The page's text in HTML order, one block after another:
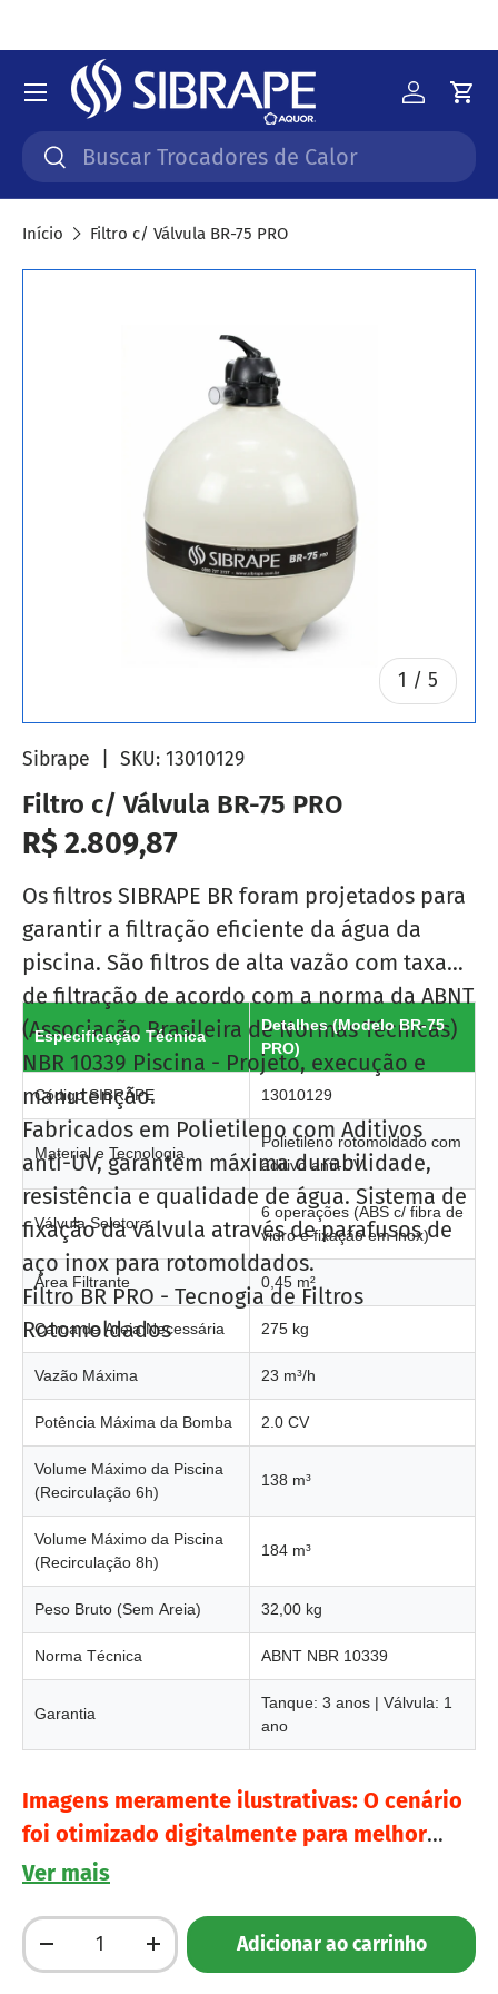
Ir para o conteúdo
Pesquisar
Pesquisar
Iniciar
Menu
Início Filtro c/ Válvula BR-75 PRO
1 / de
5
Sibrape SKU: 13010129
Filtro c/ Válvula BR-75 PRO
Preço normal
R$ 2.809,87
Os filtros SIBRAPE BR foram projetados para
garantir a filtração eficiente da água da
piscina. São filtros de alta vazão com taxa
de filtração de acordo com a norma da ABNT
(Associação Brasileira de Normas Técnicas)
NBR 10339 Piscina - Projeto, execução e
manutenção.
Fabricados em Polietileno com Aditivos
anti-UV, garantem máxima durabilidade,
resistência e qualidade de água. Sistema de
fixação da válvula através de parafusos de
aço inox para rotomoldados.
Filtro BR PRO - Tecnogia de Filtros
Rotomoldados
Especificação Técnica
Detalhes (Modelo BR-75
PRO)
Código SIBRAPE 13010129
Material e Tecnologia
Polietileno rotomoldado com
aditivo anti-UV
Válvula Seletora
6 operações (ABS c/ fibra de
vidro e fixação em inox)
Área Filtrante 0,45 m²
Carga de Areia Necessária 275 kg
Vazão Máxima 23 m³/h
Potência Máxima da Bomba 2.0 CV
Volume Máximo da Piscina
(Recirculação 6h)
138 m³
Volume Máximo da Piscina
(Recirculação 8h)
184 m³
Peso Bruto (Sem Areia) 32,00 kg
Norma Técnica ABNT NBR 10339
Garantia
Tanque: 3 anos | Válvula: 1
ano
Imagens meramente ilustrativas: O cenário
foi otimizado digitalmente para melhor
visualização, mantendo as características,
Ver mais
Qtd.
Diminuir quantidadeAumente a quantidade
Adicionar ao carrinho